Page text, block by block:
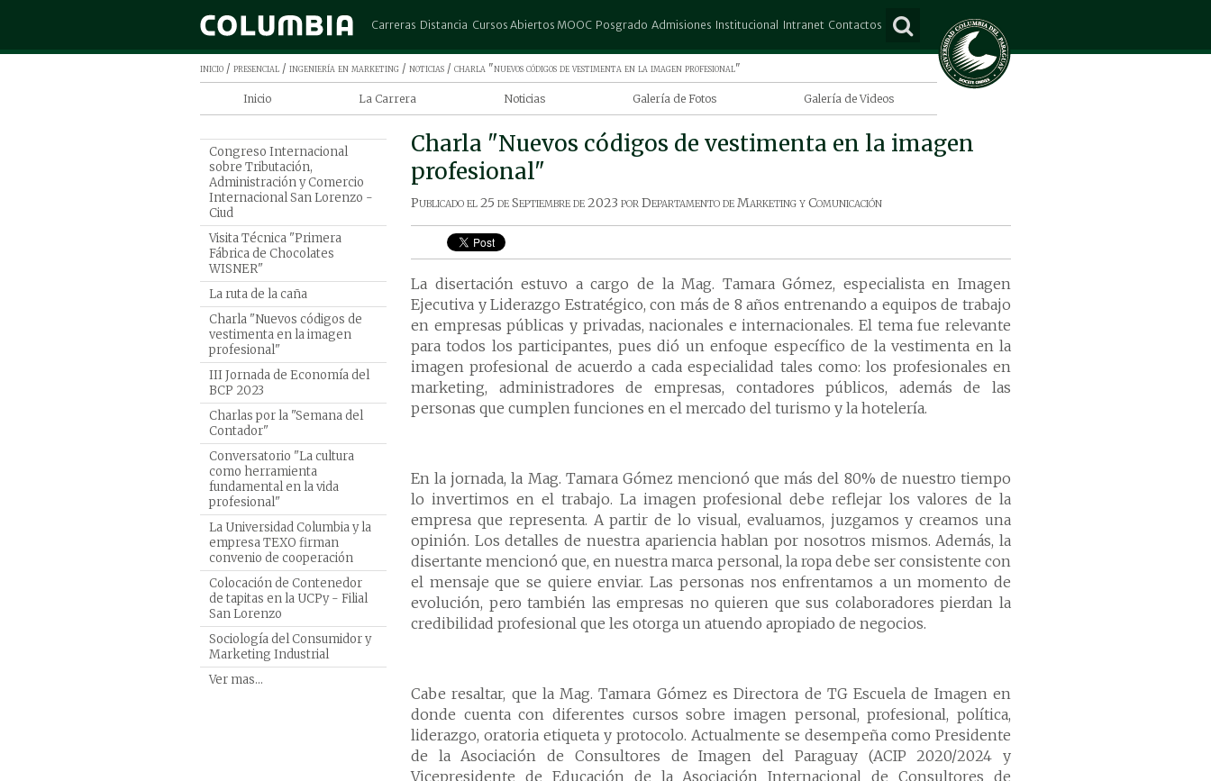
Carreras
Administración de Empresas
Cinematografía
Comercio Exterior
Contaduría Publica
Derecho
Ingeniería Agronómica
Ingeniería Comercial
Ingeniería en Informática
Ingeniería en Marketing
Marketing
Medicina
Psicología
Turismo y Hotelería
Distancia
Administración de Empresas
Ingeniería Comercial
Marketing
Turismo y Hotelería
Cursos Abiertos MOOC Posgrado
Escuela de Posgrado Don Rubén
Posgrado Columbia
Admisiones
Preinscripción
Test Vocacional
Convocatorias
Aranceles
Institucional
Columbia
Trabajar en la UCP
Autores
Intranet
25 de Mayo
San Lorenzo
Pedro Juan Caballero
Contactos
Suscripción
inicio / presencial / ingeniería en marketing / noticias / charla "nuevos códigos de vestimenta en la imagen profesional"
Inicio La Carrera
Ingeniería en Marketing
Programa de la carrera
de Ingeniería en
Marketing
Por qué elegir Ingeniería
en Marketing en Columbia
Noticias Galería de Fotos Galería de Videos
Congreso Internacional
sobre Tributación,
Administración y Comercio
Internacional San Lorenzo -
Ciud
Visita Técnica "Primera
Fábrica de Chocolates
WISNER"
La ruta de la caña
Charla "Nuevos códigos de
vestimenta en la imagen
profesional"
III Jornada de Economía del
BCP 2023
Charlas por la "Semana del
Contador"
Conversatorio "La cultura
como herramienta
fundamental en la vida
profesional"
La Universidad Columbia y la
empresa TEXO firman
convenio de cooperación
Colocación de Contenedor
de tapitas en la UCPy - Filial
San Lorenzo
Sociología del Consumidor y
Marketing Industrial
Ver mas...
Charla "Nuevos códigos de vestimenta en la imagen
profesional"
Publicado el25 de Septiembre de 2023 porDepartamento de Marketing y Comunicación
La disertación estuvo a cargo de la Mag. Tamara Gómez, especialista en Imagen
Ejecutiva y Liderazgo Estratégico, con más de 8 años entrenando a equipos de trabajo
en empresas públicas y privadas, nacionales e internacionales. El tema fue relevante
para todos los participantes, pues dió un enfoque específico de la vestimenta en la
imagen profesional de acuerdo a cada especialidad tales como: los profesionales en
marketing, administradores de empresas, contadores públicos, además de las
personas que cumplen funciones en el mercado del turismo y la hotelería.
En la jornada, la Mag. Tamara Gómez mencionó que más del 80% de nuestro tiempo
lo invertimos en el trabajo. La imagen profesional debe reflejar los valores de la
empresa que representa. A partir de lo visual, evaluamos, juzgamos y creamos una
opinión. Los detalles de nuestra apariencia hablan por nosotros mismos. Además, la
disertante mencionó que, en nuestra marca personal, la ropa debe ser consistente con
el mensaje que se quiere enviar. Las personas nos enfrentamos a un momento de
evolución, pero también las empresas no quieren que sus colaboradores pierdan la
credibilidad profesional que les otorga un atuendo apropiado de negocios.
Cabe resaltar, que la Mag. Tamara Gómez es Directora de TG Escuela de Imagen en
donde cuenta con diferentes cursos sobre imagen personal, profesional, política,
liderazgo, oratoria etiqueta y protocolo. Actualmente se desempeña como Presidente
de la Asociación de Consultores de Imagen del Paraguay (ACIP 2020/2024 y
Vicepresidente de Educación de la Asociación Internacional de Consultores de